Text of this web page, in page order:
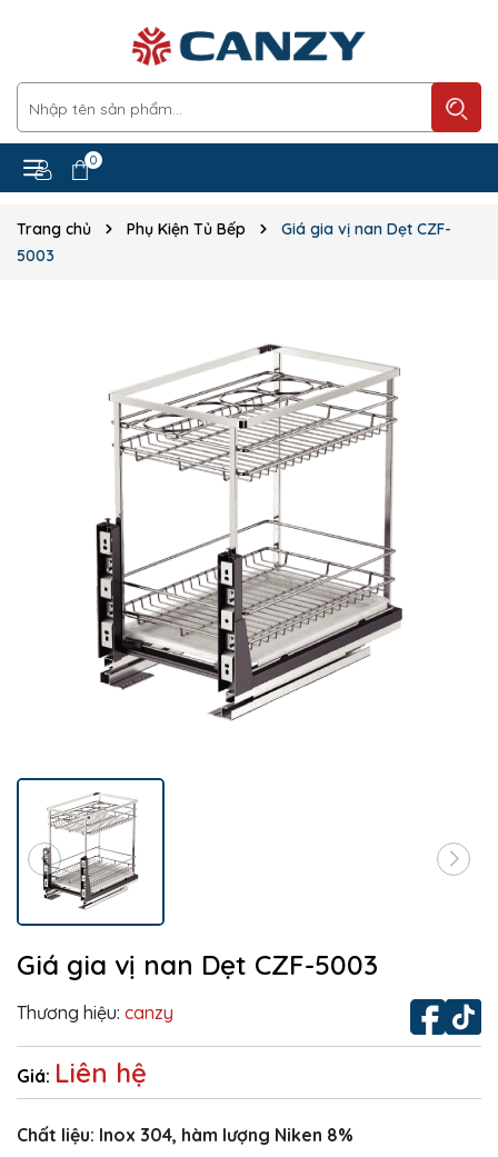
0
Trang chủ Phụ Kiện Tủ Bếp
Giá gia vị nan Dẹt CZF-
5003
Giá gia vị nan Dẹt CZF-5003
Thương hiệu: canzy
Giá: Liên hệ
Chất liệu: Inox 304, hàm lượng Niken 8%